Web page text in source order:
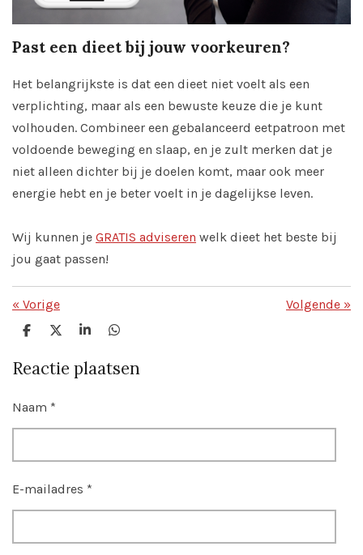
Past een dieet bij jouw voorkeuren?
Het belangrijkste is dat een dieet niet voelt als een
verplichting, maar als een bewuste keuze die je kunt
volhouden. Combineer een gebalanceerd eetpatroon met
voldoende beweging en slaap, en je zult merken dat je
niet alleen dichter bij je doelen komt, maar ook meer
energie hebt en je beter voelt in je dagelijkse leven.
Wij kunnen je GRATIS adviseren welk dieet het beste bij
jou gaat passen!
« Vorige Volgende »
D
e
D
e
l
S
a
r
D
e
Reactie plaatsen
Naam *
E-mailadres *